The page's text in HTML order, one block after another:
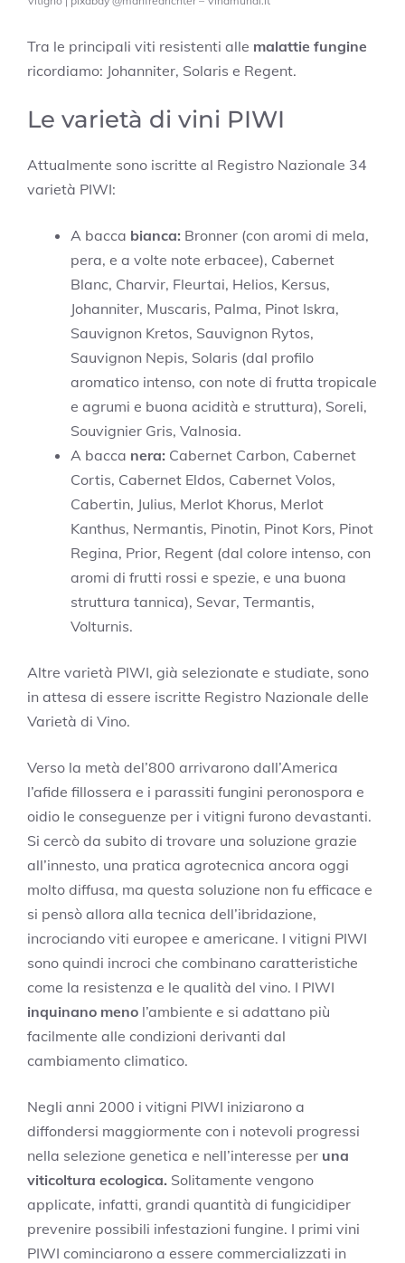
Tra le principali viti resistenti alle malattie fungine
ricordiamo: Johanniter, Solaris e Regent.
Le varietà di vini PIWI
Attualmente sono iscritte al Registro Nazionale 34
varietà PIWI:
A bacca bianca: Bronner (con aromi di mela,
pera, e a volte note erbacee), Cabernet
Blanc, Charvir, Fleurtai, Helios, Kersus,
Johanniter, Muscaris, Palma, Pinot Iskra,
Sauvignon Kretos, Sauvignon Rytos,
Sauvignon Nepis, Solaris (dal profilo
aromatico intenso, con note di frutta tropicale
e agrumi e buona acidità e struttura), Soreli,
Souvignier Gris, Valnosia.
A bacca nera: Cabernet Carbon, Cabernet
Cortis, Cabernet Eldos, Cabernet Volos,
Cabertin, Julius, Merlot Khorus, Merlot
Kanthus, Nermantis, Pinotin, Pinot Kors, Pinot
Regina, Prior, Regent (dal colore intenso, con
aromi di frutti rossi e spezie, e una buona
struttura tannica), Sevar, Termantis,
Volturnis.
Altre varietà PIWI, già selezionate e studiate, sono
in attesa di essere iscritte Registro Nazionale delle
Varietà di Vino.
Verso la metà del’800 arrivarono dall’America
l’afide fillossera e i parassiti fungini peronospora e
oidio le conseguenze per i vitigni furono devastanti.
Si cercò da subito di trovare una soluzione grazie
all’innesto, una pratica agrotecnica ancora oggi
molto diffusa, ma questa soluzione non fu efficace e
si pensò allora alla tecnica dell’ibridazione,
incrociando viti europee e americane. I vitigni PIWI
sono quindi incroci che combinano caratteristiche
come la resistenza e le qualità del vino. I PIWI
inquinano meno l’ambiente e si adattano più
facilmente alle condizioni derivanti dal
cambiamento climatico.
Negli anni 2000 i vitigni PIWI iniziarono a
diffondersi maggiormente con i notevoli progressi
nella selezione genetica e nell’interesse per una
viticoltura ecologica. Solitamente vengono
applicate, infatti, grandi quantità di fungicidiper
prevenire possibili infestazioni fungine. I primi vini
PIWI cominciarono a essere commercializzati in